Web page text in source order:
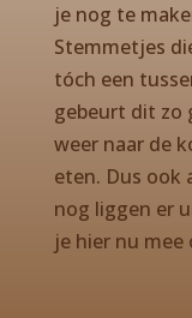
je nog te
Stemmetjes
tóch een
gebeurt dit zo
weer naar de
eten. Dus ook
nog liggen er
je hier nu mee